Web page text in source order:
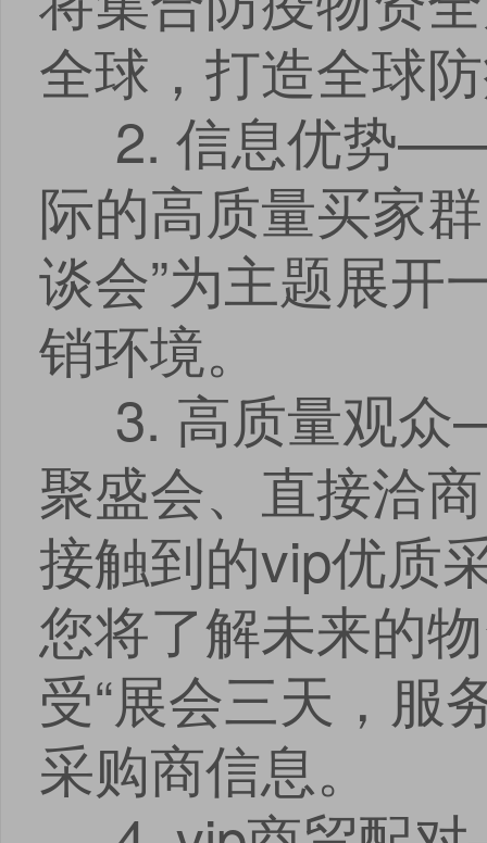
全球，打造全球
2. 信息优势——
际的高质量买家
谈会”为主题展开
销环境。
3. 高质量观
聚盛会、直接洽
接触到的vip优质
您将了解未来的
受“展会三天，
采购商信息。